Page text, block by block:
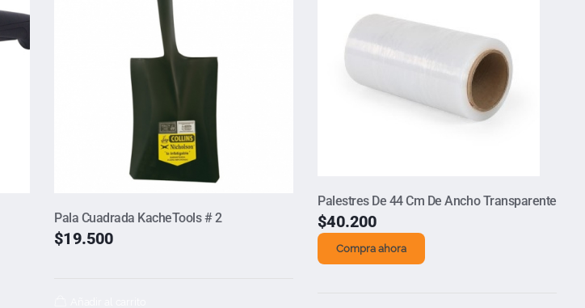
Pala Cuadrada KacheTools # 2
$19.500
Palestres De 44 Cm De Ancho Transparente
$40.200
Compra ahora